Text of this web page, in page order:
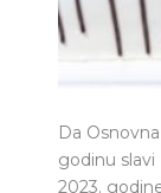
Da
godinu slavi
2023.